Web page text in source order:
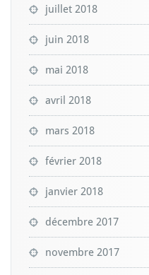
juillet 2018
juin 2018
mai 2018
avril 2018
mars 2018
février 2018
janvier 2018
décembre 2017
novembre 2017